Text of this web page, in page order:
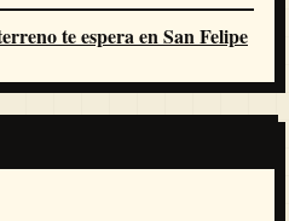
te espera en San Felipe